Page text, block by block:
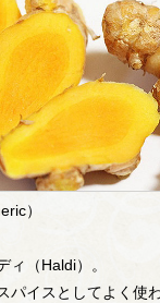
）
ィ（Haldi）。
パイスとしてよく使